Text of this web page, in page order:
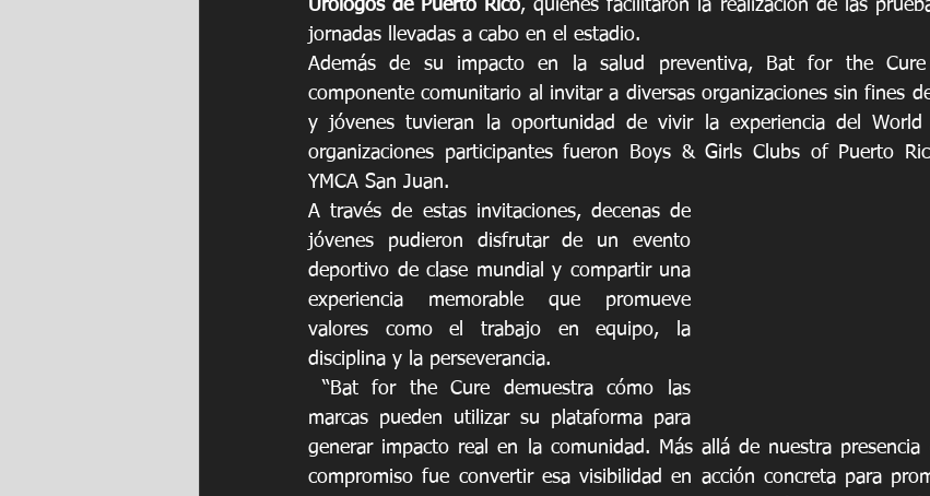
Urólogos de Puerto Rico, quienes facilitaron la realización de las
jornadas llevadas a cabo en el estadio.
Además de su impacto en la salud preventiva, Bat for the
componente comunitario al invitar a diversas organizaciones sin fines
y jóvenes tuvieran la oportunidad de vivir la experiencia del World
organizaciones participantes fueron Boys & Girls Clubs of Puerto
YMCA San Juan.
A través de estas invitaciones, decenas de
jóvenes pudieron disfrutar de un evento
deportivo de clase mundial y compartir una
experiencia memorable que promueve
valores como el trabajo en equipo, la
disciplina y la perseverancia.
“Bat for the Cure demuestra cómo las
marcas pueden utilizar su plataforma para
generar impacto real en la comunidad. Más allá de nuestra
compromiso fue convertir esa visibilidad en acción concreta para